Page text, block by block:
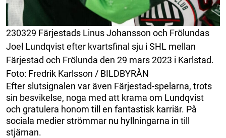
230329 Färjestads Linus Johansson och Frölundas
Joel Lundqvist efter kvartsfinal sju i SHL mellan
Färjestad och Frölunda den 29 mars 2023 i Karlstad.
Foto: Fredrik Karlsson / BILDBYRÅN
Efter slutsignalen var även Färjestad-spelarna, trots
sin besvikelse, noga med att krama om Lundqvist
och gratulera honom till en fantastisk karriär. På
sociala medier strömmar nu hyllningarna in till
stjärnan.